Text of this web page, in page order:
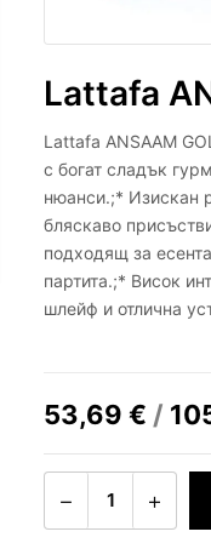
Lattafa
Lattafa ANSAAM
с богат сладък
нюанси.;* Изискан
бляскаво
подходящ за
партита.;* Висок
шлейф и отлична
53,69 € /
− 1 +